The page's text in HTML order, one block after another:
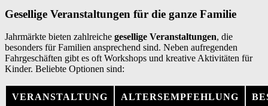
Gesellige Veranstaltungen für die ganze Familie
Jahrmärkte bieten zahlreiche gesellige Veranstaltungen, die
besonders für Familien ansprechend sind. Neben aufregenden
Fahrgeschäften gibt es oft Workshops und kreative Aktivitäten für
Kinder. Beliebte Optionen sind:
VERANSTALTUNG ALTERSEMPFEHLUNG